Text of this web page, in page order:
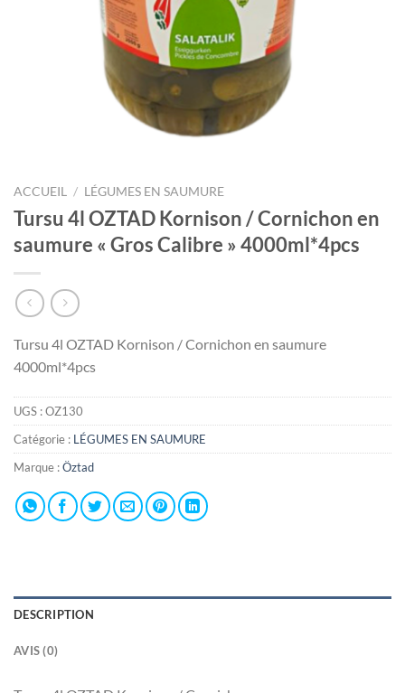
ACCUEIL / LÉGUMES EN SAUMURE
Tursu 4l OZTAD Kornison / Cornichon en
saumure « Gros Calibre » 4000ml*4pcs
Tursu 4l OZTAD Kornison / Cornichon en saumure
4000ml*4pcs
UGS :OZ130
Catégorie : LÉGUMES EN SAUMURE
Marque :Öztad
DESCRIPTION
AVIS (0)